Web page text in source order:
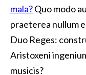
mala?Quo modo
praeterea nullum
Duo Reges:
Aristoxeni
musicis?